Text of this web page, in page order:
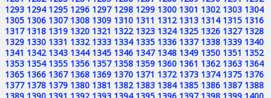
1293 1294 1295 1296 1297 1298 1299 1300 1301 1302 1303 1304
1305 1306 1307 1308 1309 1310 1311 1312 1313 1314 1315 1316
1317 1318 1319 1320 1321 1322 1323 1324 1325 1326 1327 1328
1329 1330 1331 1332 1333 1334 1335 1336 1337 1338 1339 1340
1341 1342 1343 1344 1345 1346 1347 1348 1349 1350 1351 1352
1353 1354 1355 1356 1357 1358 1359 1360 1361 1362 1363 1364
1365 1366 1367 1368 1369 1370 1371 1372 1373 1374 1375 1376
1377 1378 1379 1380 1381 1382 1383 1384 1385 1386 1387 1388